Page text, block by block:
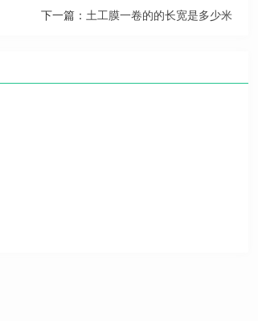
下一篇： 土工膜一卷的的长宽是多少米